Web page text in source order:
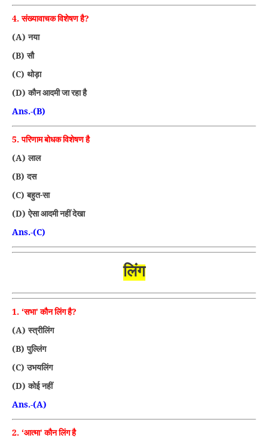
4.संख्यावाचक विशेषण है?
(A)नया
(B)सौ
(C) थोड़ा
(D)कौन आदमी जा रहा है
Ans.-(B)
5.परिणाम बोधक विशेषण है
(A)लाल
(B)दस
(C)बहुत-सा
(D)ऐसा आदमी नहीं देखा
Ans.-(C)
लिंग
1. ‘सभा’ कौन लिंग है?
(A)स्त्रीलिंग
(B)पुल्लिंग
(C)उभयलिंग
(D)कोई नहीं
Ans.-(A)
2. ‘आत्मा’ कौन लिंग है